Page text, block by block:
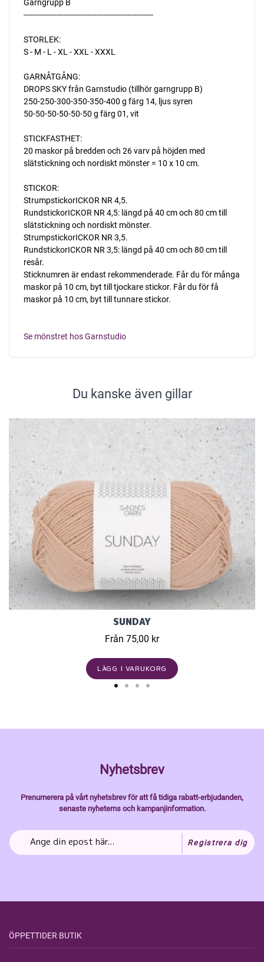
Garngrupp B
-------------------------------------------------------
STORLEK:
S - M - L - XL - XXL - XXXL
GARNÅTGÅNG:
DROPS SKY från Garnstudio (tillhör garngrupp B)
250-250-300-350-350-400 g färg 14, ljus syren
50-50-50-50-50-50 g färg 01, vit
STICKFASTHET:
20 maskor på bredden och 26 varv på höjden med
slätstickning och nordiskt mönster = 10 x 10 cm.
STICKOR:
StrumpstickorICKOR NR 4,5.
RundstickorICKOR NR 4,5: längd på 40 cm och 80 cm till
slätstickning och nordiskt mönster.
StrumpstickorICKOR NR 3,5.
RundstickorICKOR NR 3,5: längd på 40 cm och 80 cm till
resår.
Sticknumren är endast rekommenderade. Får du för många
maskor på 10 cm, byt till tjockare stickor. Får du för få
maskor på 10 cm, byt till tunnare stickor.
Se mönstret hos Garnstudio
Du kanske även gillar
SUNDAY
Från 75,00 kr
LÄGG I VARUKORG
Nyhetsbrev
Prenumerera på vårt nyhetsbrev för att få tidiga rabatt-erbjudanden,
senaste nyheterns och kampanjinformation.
Registrera dig
ÖPPETTIDER BUTIK